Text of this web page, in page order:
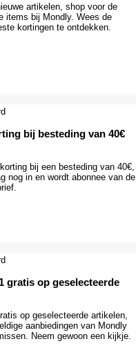
artikelen, shop voor de
items bij Mondly. Wees de
kortingen te ontdekken.
bij besteding van 40€
bij een besteding van 40€,
nog in en wordt abonnee van de
gratis op geselecteerde
op geselecteerde artikelen,
aanbiedingen van Mondly
Neem gewoon een kijkje.